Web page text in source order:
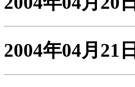
2004年04月21日